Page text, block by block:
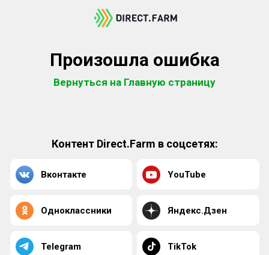
Произошла ошибка
Вернуться на Главную страницу
Контент Direct.Farm в соцсетях:
Вконтакте YouTube
Одноклассники Яндекс.Дзен
Telegram TikTok